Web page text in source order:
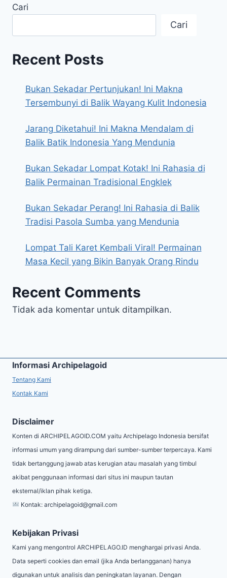
DALAM
POLITIK
Cari
Cari
Recent Posts
Bukan Sekadar Pertunjukan! Ini Makna
Tersembunyi di Balik Wayang Kulit Indonesia
Jarang Diketahui! Ini Makna Mendalam di
Balik Batik Indonesia Yang Mendunia
Bukan Sekadar Lompat Kotak! Ini Rahasia di
Balik Permainan Tradisional Engklek
Bukan Sekadar Perang! Ini Rahasia di Balik
Tradisi Pasola Sumba yang Mendunia
Lompat Tali Karet Kembali Viral! Permainan
Masa Kecil yang Bikin Banyak Orang Rindu
Recent Comments
Tidak ada komentar untuk ditampilkan.
Informasi Archipelagoid
Tentang Kami
Kontak Kami
Disclaimer
Konten di ARCHIPELAGOID.COM yaitu Archipelago Indonesia bersifat
informasi umum yang dirampung dari sumber-sumber terpercaya. Kami
tidak bertanggung jawab atas kerugian atau masalah yang timbul
akibat penggunaan informasi dari situs ini maupun tautan
eksternal/iklan pihak ketiga.
Kontak: archipelagoid@gmail.com
Kebijakan Privasi
Kami yang mengontrol ARCHIPELAGO.ID menghargai privasi Anda.
Data seperti cookies dan email (jika Anda berlangganan) hanya
digunakan untuk analisis dan peningkatan layanan. Dengan